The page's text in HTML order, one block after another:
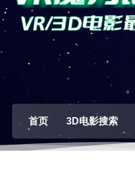
首页 3D电影搜索